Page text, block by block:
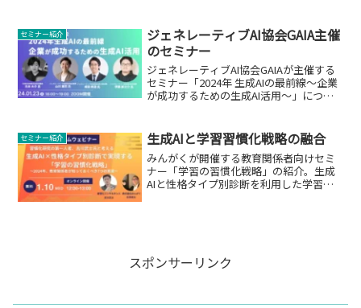
セミナー紹介
ジェネレーティブAI協会GAIA主催
のセミナー
ジェネレーティブAI協会GAIAが主催する
セミナー「2024年 生成AIの最前線～企業
が成功するための生成AI活用～」につい
セミナー紹介 生成AIと学習習慣化戦略の融合
みんがくが開催する教育関係者向けセミ
ナー「学習の習慣化戦略」の紹介。生成
AIと性格タイプ別診断を利用した学習習
スポンサーリンク